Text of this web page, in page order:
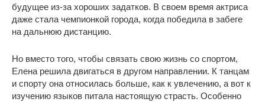
будущее из-за хороших задатков. В своем время актриса
даже стала чемпионкой города, когда победила в забеге
на дальнюю дистанцию.
Но вместо того, чтобы связать свою жизнь со спортом,
Елена решила двигаться в другом направлении. К танцам
и спорту она относилась больше, как к увлечению, а вот к
изучению языков питала настоящую страсть. Особенно